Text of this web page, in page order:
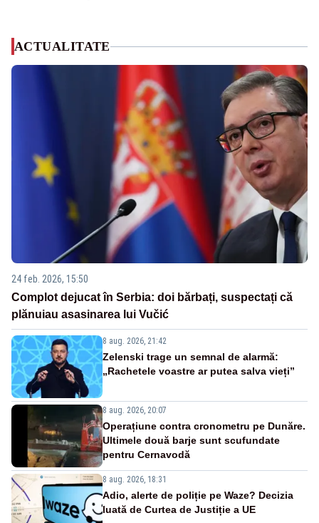
ACTUALITATE
24 feb. 2026, 15:50
Complot dejucat în Serbia: doi bărbați, suspectați că
plănuiau asasinarea lui Vučić
8 aug. 2026, 21:42
Zelenski trage un semnal de alarmă:
„Rachetele voastre ar putea salva vieți”
8 aug. 2026, 20:07
Operațiune contra cronometru pe Dunăre.
Ultimele două barje sunt scufundate
pentru Cernavodă
8 aug. 2026, 18:31
Adio, alerte de poliție pe Waze? Decizia
luată de Curtea de Justiție a UE